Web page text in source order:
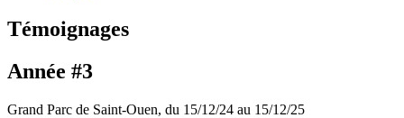
Témoignages
Année #3
Grand Parc de Saint-Ouen, du 15/12/24 au 15/12/25